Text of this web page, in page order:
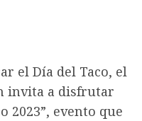
el Día del Taco, el
invita a disfrutar
2023”, evento que